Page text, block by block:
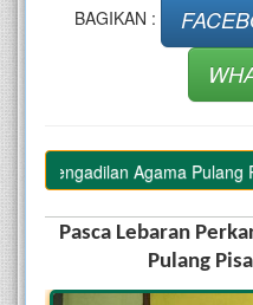
BAGIKAN :
Pengadilan Agama Pulang
Pasca Lebaran
Pulang